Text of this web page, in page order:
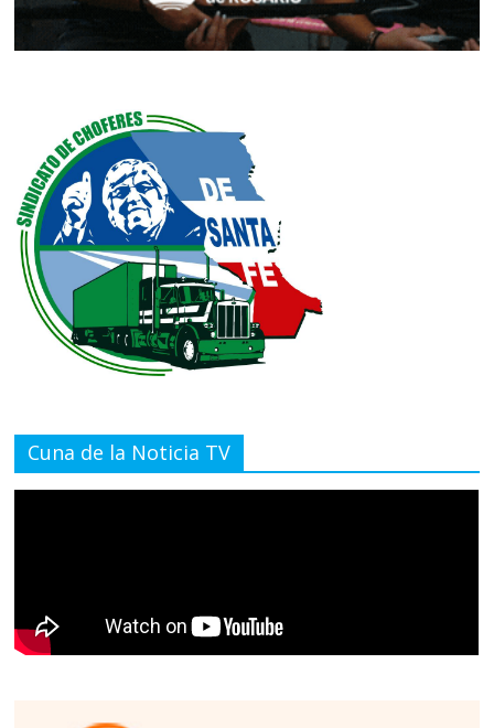
Cuna de la Noticia TV